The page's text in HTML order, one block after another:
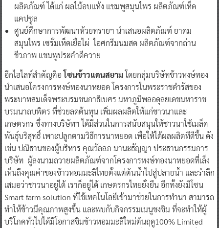
ผลิตภัณฑ์ ได้แก่ ผลไม้อบแห้ง แชมพูสมุนไพร ผลิตภัณฑ์เห็ด
แคปซูล
ศูนย์ศึกษาการพัฒนาห้วยทรายฯ นำเสนอผลิตภัณฑ์ ยาดม
สมุนไพร เซรั่มเห็ดเยื่อไผ่ ไอศกรีมนมสด ผลิตภัณฑ์จากถ่าน
ชีวภาพ แชมพูประคำดีควาย
อีกไฮไลท์สำคัญคือ โซนข้าวแดนสยาม โดยกลุ่มบริษัทข้าวหงษ์ทอง
นำเสนอโครงการหงษ์ทองนาหยอด โครงการในพระราชดำรัสของ
พระบาทสมเด็จพระบรมชนกาธิเบศร มหาภูมิพลอดุลยเดชมหาราช
บรมนาถบพิตร ที่ช่วยลดต้นทุน เพิ่มผลผลิตให้แก่ชาวนาและ
เกษตรกร ซึ่งทางบริษัทฯ ได้มีส่วนในการสนับสนุนให้ชาวนาใช้เมล็ด
พันธุ์บริสุทธิ์ เพาะปลูกตามวิธีการนาหยอด เพื่อให้ได้ผลผลิตทีดีขึ้น ดัง
เช่น ปณิธานของผู้บริหาร คุณวัลลภ มานะธัญญา ประธานกรรมการ
บริษัท ผู้ลงนามถวายผลิตภัณฑ์จากโครงการหงษ์ทองนาหยอดที่เล็ง
เห็นถึงคุณค่าของข้าวหอมมะลิไทยตั้งแต่ต้นน้ำไปสู่ปลายน้ำ และรำลึก
เสมอว่าชาวนาอยู่ได้ เราก็อยู่ได้ เกษตรกรไทยยั่งยืน อีกทั้งยังมีโซน
Smart farm solution ที่ใช้เทคโนโลยีเข้ามาช่วยในการทำนา สามารถ
ทำให้ข้าวมีคุณภาพสูงขึ้น และพบกับกิจกรรมเมนูชงชิม ที่จะทำให้ผู้
บริโภคทั่วไปได้มีโอกาสชิมข้าวหอมมะลิใหม่ต้นฤดู100% Limited